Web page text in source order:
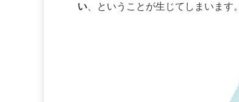
い 、ということが生じてしまいます。